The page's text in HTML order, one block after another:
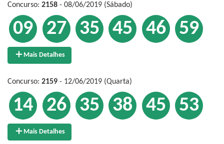
Concurso: 2158 - 08/06/2019 (Sábado)
09 27 35 45 46 59
Mais Detalhes
Concurso: 2159 - 12/06/2019 (Quarta)
14 26 35 38 45 53
Mais Detalhes